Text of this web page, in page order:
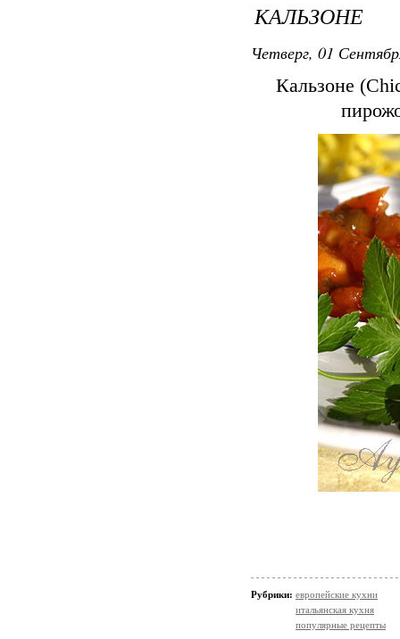
КАЛЬЗОНЕ
Четверг, 01
Кальзоне
Рубрики: европейские кухни
итальянская кухня
популярные рецепты